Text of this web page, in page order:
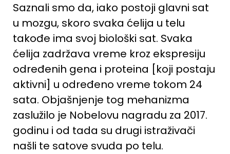
Saznali smo da, iako postoji glavni sat
u mozgu, skoro svaka ćelija u telu
takođe ima svoj biološki sat. Svaka
ćelija zadržava vreme kroz ekspresiju
određenih gena i proteina [koji postaju
aktivni] u određeno vreme tokom 24
sata. Objašnjenje tog mehanizma
zaslužilo je Nobelovu nagradu za 2017.
godinu i od tada su drugi istraživači
našli te satove svuda po telu.